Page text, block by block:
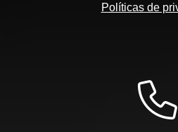
Políticas de